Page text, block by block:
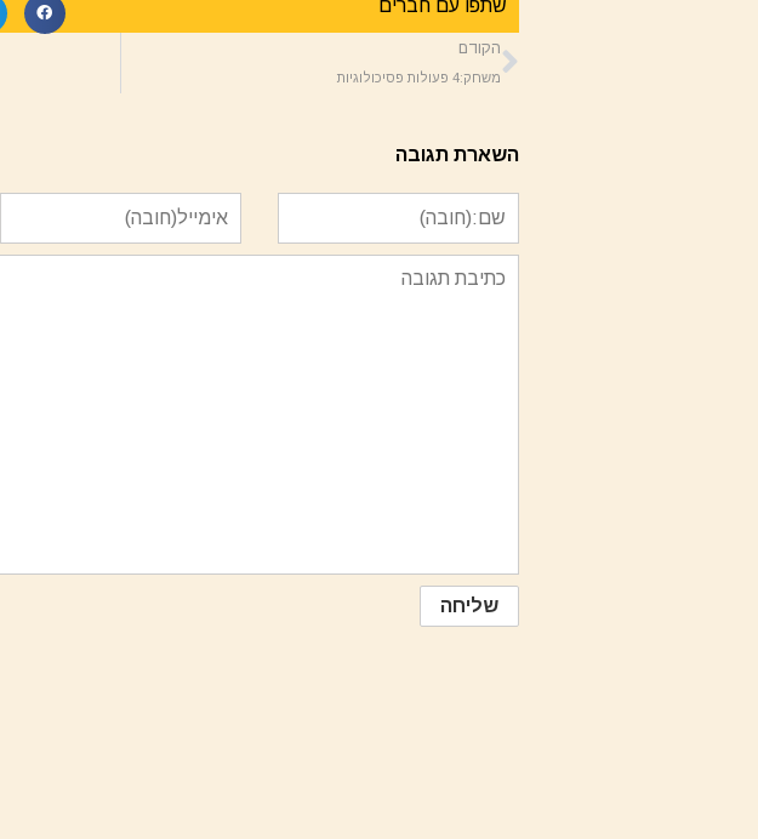
שתפו עם חברים
הקודם
משחק:4 פעולות פסיכולוגיות
השארת תגובה